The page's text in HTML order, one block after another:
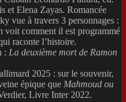
et Elena Zayas. Romancée
vue à travers 3 personnages :
voit comment il est programmé
raconte l’histoire.
: La deuxième mort de Ramon
2025 : sur le souvenir,
épique que Mahmoud ou
Livre Inter 2022.